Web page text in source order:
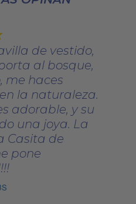
página
de
producto
de vestido,
al bosque,
me haces
la naturaleza.
adorable, y su
una joya. La
Casita de
pone